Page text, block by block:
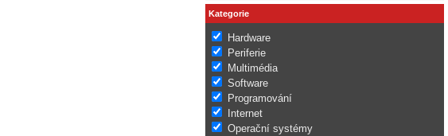
Kategorie
Hardware
Periferie
Multimédia
Software
Programování
Internet
Operační systémy